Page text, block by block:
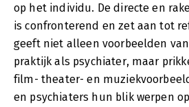
op het individu. De directe en
is confronterend en zet aan tot
geeft niet alleen voorbeelden
praktijk als psychiater, maar
film- theater- en
en psychiaters hun blik werpen